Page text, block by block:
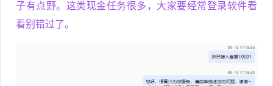
子有点野。这类现金任务很多，大家要经常登录软件看
看别错过了。